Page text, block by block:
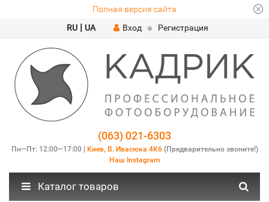
Полная версия сайта
RU | UA Вход Регистрация
(063) 021-6303
Пн—Пт: 12:00—17:00 | Киев, В. Ивасюка 4К6(Предварительно звоните!)
Наш Instagram
Каталог товаров